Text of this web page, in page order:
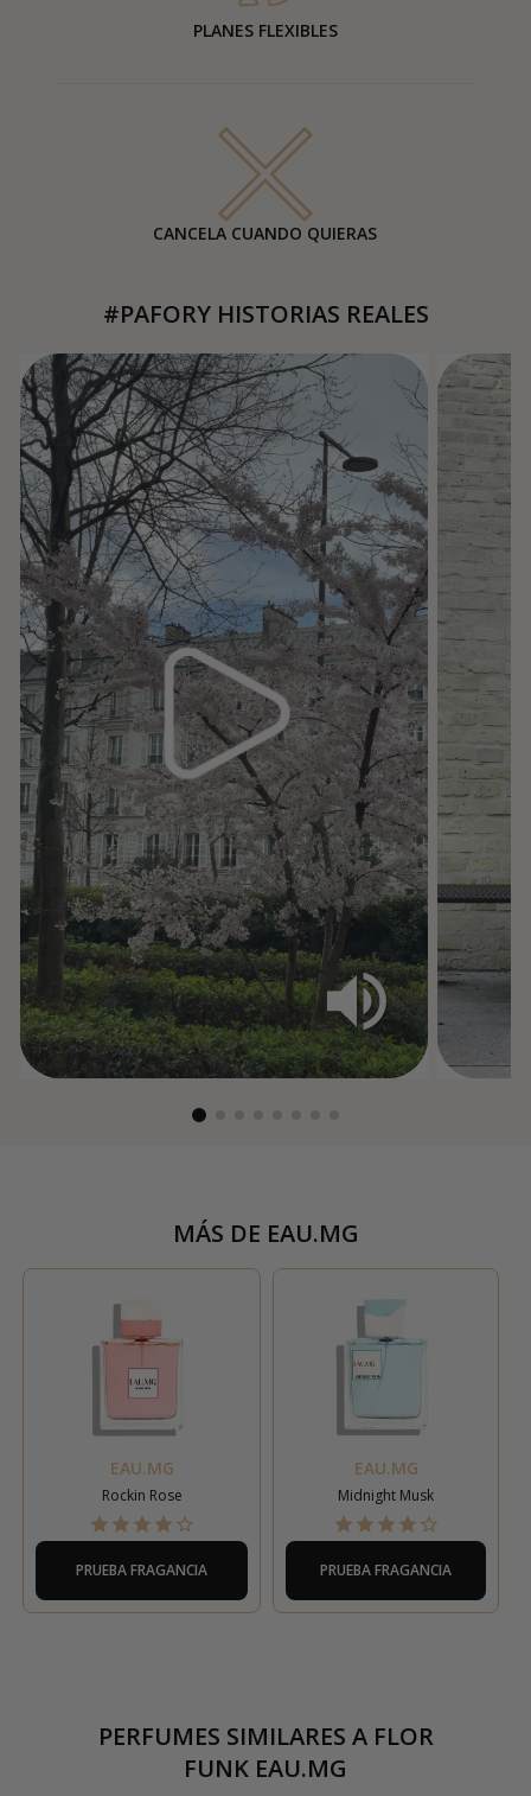
PLANES FLEXIBLES
CANCELA CUANDO QUIERAS
#PAFORY HISTORIAS REALES
MÁS DE EAU.MG
EAU.MG
Rockin Rose
PRUEBA FRAGANCIA
EAU.MG
Midnight Musk
PRUEBA FRAGANCIA
PERFUMES SIMILARES AFLOR
FUNK EAU.MG